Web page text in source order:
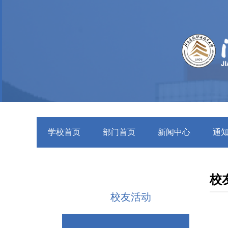
学校首页 部门首页 新闻中心 通
校友活动
校